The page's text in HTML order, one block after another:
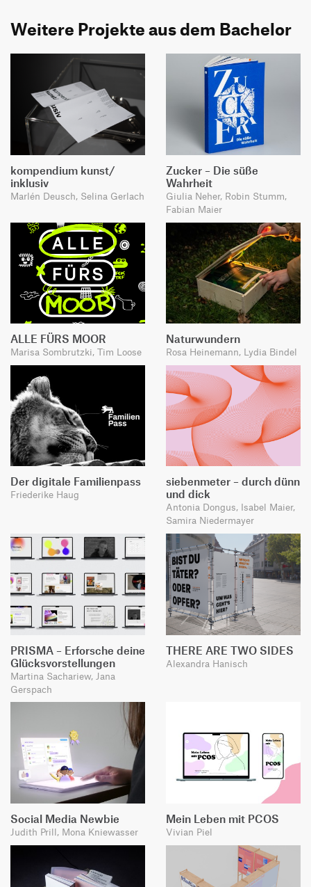
Weitere Projekte aus dem Bachelor
kompendium kunst/
inklusiv
Marlén Deusch, Selina Gerlach
Zucker – Die süße
Wahrheit
Giulia Neher, Robin Stumm,
Fabian Maier
ALLE FÜRS MOOR
Marisa Sombrutzki, Tim Loose
Naturwundern
Rosa Heinemann, Lydia Bindel
Der digitale Familienpass
Friederike Haug
siebenmeter – durch dünn
und dick
Antonia Dongus, Isabel Maier,
Samira Niedermayer
PRISMA – Erforsche deine
Glücksvorstellungen
Martina Sachariew, Jana
Gerspach
THERE ARE TWO SIDES
Alexandra Hanisch
Social Media Newbie
Judith Prill, Mona Kniewasser
Mein Leben mit PCOS
Vivian Piel